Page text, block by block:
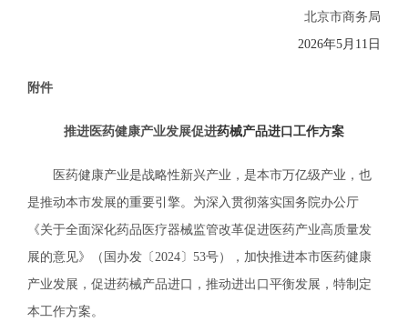
北京市商务局
2026年5月 11 日
附件
推进医药健康产业发展促进药械产品进口工作方案
医药健康产业是战略性新兴产业，是本市万亿级产业，也
是推动本市发展的重要引擎。为深入贯彻落实国务院办公厅
《关于全面深化药品医疗器械监管改革促进医药产业高质量发
展的意见》（国办发〔2024〕53号），加快推进本市医药健康
产业发展，促进药械产品进口，推动进出口平衡发展，特制定
本工作方案。